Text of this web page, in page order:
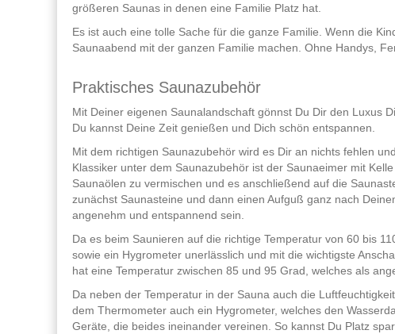
größeren Saunas in denen eine Familie Platz hat.
Es ist auch eine tolle Sache für die ganze Familie. Wenn die
Saunaabend mit der ganzen Familie machen. Ohne Handys,
Praktisches Saunazubehör
Mit Deiner eigenen Saunalandschaft gönnst Du Dir den Luxus
Du kannst Deine Zeit genießen und Dich schön entspannen.
Mit dem richtigen Saunazubehör wird es Dir an nichts fehlen
Klassiker unter dem Saunazubehör ist der Saunaeimer mit
Saunaölen zu vermischen und es anschließend auf die
zunächst Saunasteine und dann einen Aufguß ganz nach
angenehm und entspannend sein.
Da es beim Saunieren auf die richtige Temperatur von 60 bis
sowie ein Hygrometer unerlässlich und mit die wichtigste
hat eine Temperatur zwischen 85 und 95 Grad, welches als
Da neben der Temperatur in der Sauna auch die
dem Thermometer auch ein Hygrometer, welches den
Geräte, die beides ineinander vereinen. So kannst Du Platz